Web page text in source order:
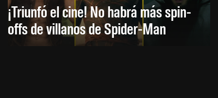
¡Triunfó el cine! No habrá más spin-
offs de villanos de Spider-Man